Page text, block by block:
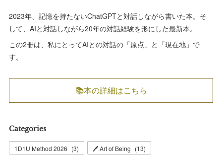
2023年、記憶を持たないChatGPTと対話しながら書いた本。そ
して、AIと対話しながら20年の対話経験を形にした最新本。
この2冊は、私にとってAIとの対話の「原点」と「現在地」で
す。
📚本の詳細はこちら
Categories
1D1U Method 2026 (3) 🖊 Art of Being (13)